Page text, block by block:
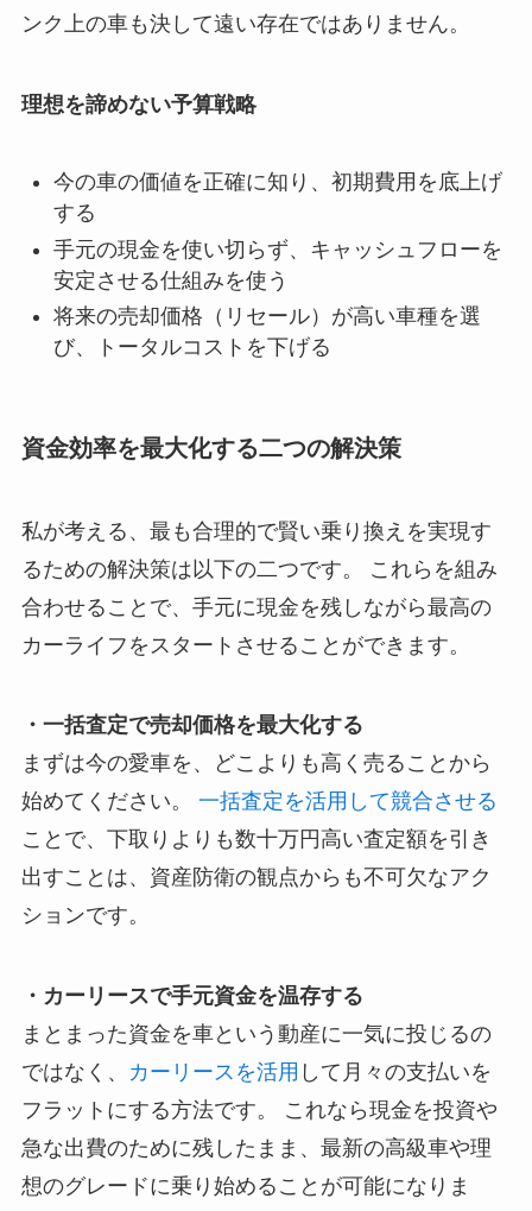
ンク上の車も決して遠い存在ではありません。
理想を諦めない予算戦略
今の車の価値を正確に知り、初期費用を底上げ
する
手元の現金を使い切らず、キャッシュフローを
安定させる仕組みを使う
将来の売却価格（リセール）が高い車種を選
び、トータルコストを下げる
資金効率を最大化する二つの解決策
私が考える、最も合理的で賢い乗り換えを実現す
るための解決策は以下の二つです。 これらを組み
合わせることで、手元に現金を残しながら最高の
カーライフをスタートさせることができます。
・一括査定で売却価格を最大化する
まずは今の愛車を、どこよりも高く売ることから
始めてください。
一括査定を活用して競合させる
ことで、下取りよりも数十万円高い査定額を引き
出すことは、資産防衛の観点からも不可欠なアク
ションです。
・カーリースで手元資金を温存する
まとまった資金を車という動産に一気に投じるの
ではなく、
カーリースを活用 して月々の支払いを
フラットにする方法です。 これなら現金を投資や
急な出費のために残したまま、最新の高級車や理
想のグレードに乗り始めることが可能になりま